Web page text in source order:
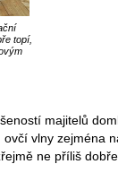
topí,
majitelů
vlny zejména
ne příliš